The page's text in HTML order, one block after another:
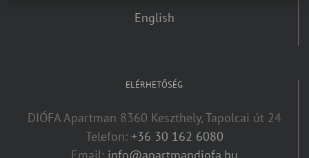
English
ELÉRHETŐSÉG
DIÓFA Apartman 8360 Keszthely, Tapolcai út 24
Telefon: +36 30 162 6080